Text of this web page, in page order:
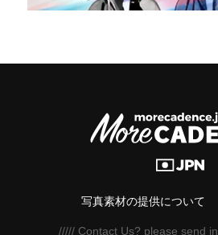
写真素材の提供について
///// Contact Us? please send in